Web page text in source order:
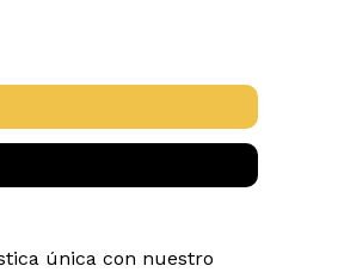
única con nuestro